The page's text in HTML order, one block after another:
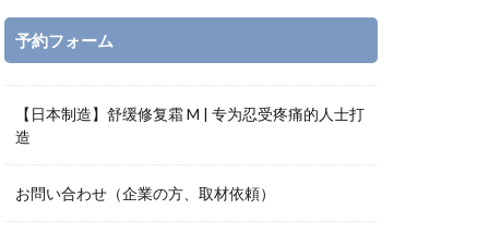
予約フォーム
【日本制造】舒缓修复霜 M | 专为忍受疼痛的人士打
造
お問い合わせ（企業の方、取材依頼）